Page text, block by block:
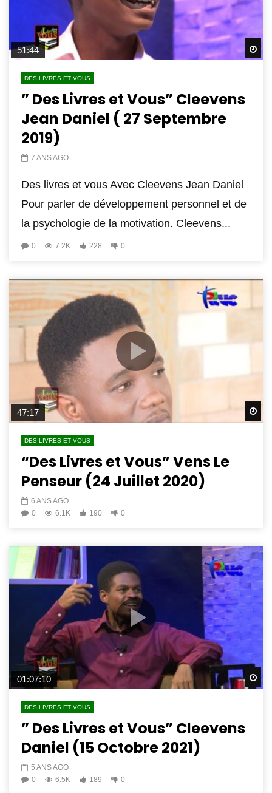
51:44
DES LIVRES ET VOUS
” Des Livres et Vous” Cleevens
Jean Daniel ( 27 Septembre
2019)
7 ANS AGO
Des livres et vous Avec Cleevens Jean Daniel
Pour parler de développement personnel et de
la psychologie de la motivation. Cleevens...
0 7.2K 228 0
47:17
DES LIVRES ET VOUS
“Des Livres et Vous” Vens Le
Penseur (24 Juillet 2020)
6 ANS AGO
0
6.1K 190 0
01:07:10
DES LIVRES ET VOUS
” Des Livres et Vous” Cleevens
Daniel (15 Octobre 2021)
5 ANS AGO
0
6.5K 189 0